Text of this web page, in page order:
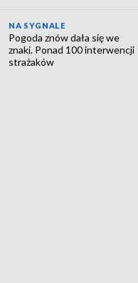
NA SYGNALE
Pogoda znów dała się we
znaki. Ponad 100 interwencji
strażaków